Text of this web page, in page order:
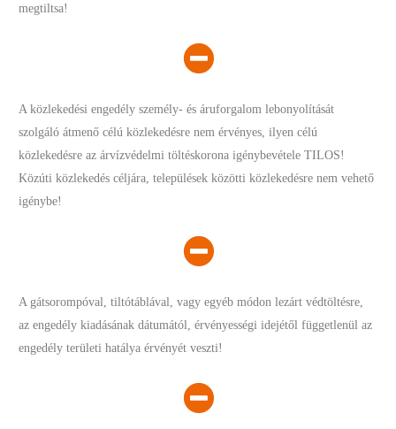
megtiltsa!
A közlekedési engedély személy- és áruforgalom lebonyolítását
szolgáló átmenő célú közlekedésre nem érvényes, ilyen célú
közlekedésre az árvízvédelmi töltéskorona igénybevétele TILOS!
Közúti közlekedés céljára, települések közötti közlekedésre nem vehető
igénybe!
A gátsorompóval, tiltótáblával, vagy egyéb módon lezárt védtöltésre,
az engedély kiadásának dátumától, érvényességi idejétől függetlenül az
engedély területi hatálya érvényét veszti!